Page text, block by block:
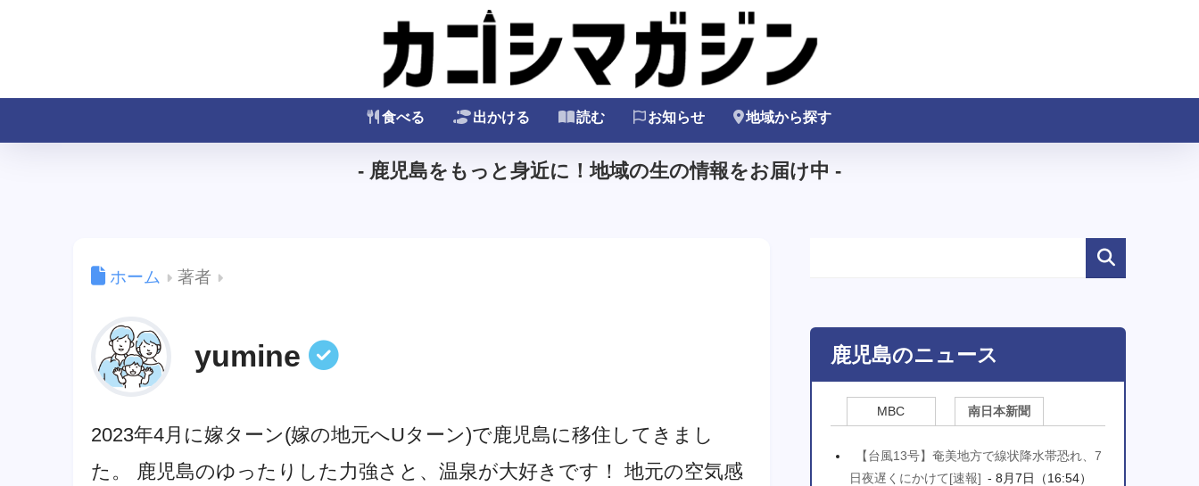
食べる 出かける 読む お知らせ 地域から探す
- 鹿児島をもっと身近に！地域の生の情報をお届け中 -
ホーム 著者
yumine
2023年4月に嫁ターン(嫁の地元へUターン)で鹿児島に移住してきまし
た。 鹿児島のゆったりした力強さと、温泉が大好きです！ 地元の空気感
鹿児島のニュース
MBC 南日本新聞
【台風13号】奄美地方で線状降水帯恐れ、7
日夜遅くにかけて[速報] - 8月7日（16:54）